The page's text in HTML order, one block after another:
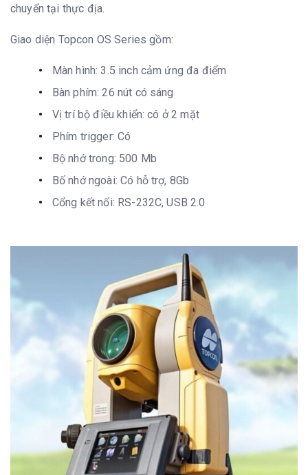
chuyển tại thực địa.
Giao diện Topcon OS Series gồm:
Màn hình: 3.5 inch cảm ứng đa điểm
Bàn phím: 26 nút có sáng
Vị trí bộ điều khiển: có ở 2 mặt
Phím trigger: Có
Bộ nhớ trong: 500 Mb
Bố nhớ ngoài: Có hỗ trợ, 8Gb
Cổng kết nối: RS-232C, USB 2.0